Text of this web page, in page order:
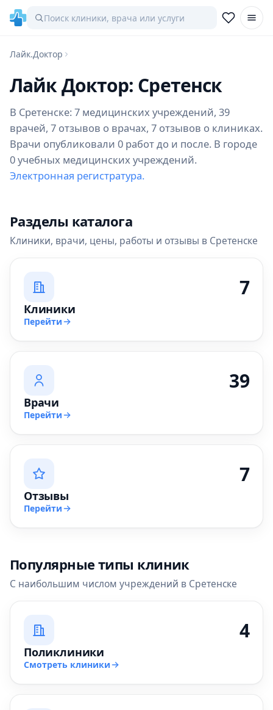
Лайк.Доктор
Лайк Доктор: Сретенск
В Сретенске: 7 медицинских учреждений, 39
врачей, 7 отзывов о врачах, 7 отзывов о клиниках.
Врачи опубликовали 0 работ до и после. В городе
0 учебных медицинских учреждений.
Электронная регистратура.
Разделы каталога
Клиники, врачи, цены, работы и отзывы в Сретенске
7
Клиники
Перейти
39
Врачи
Перейти
7
Отзывы
Перейти
Популярные типы клиник
С наибольшим числом учреждений в Сретенске
4
Поликлиники
Смотреть клиники